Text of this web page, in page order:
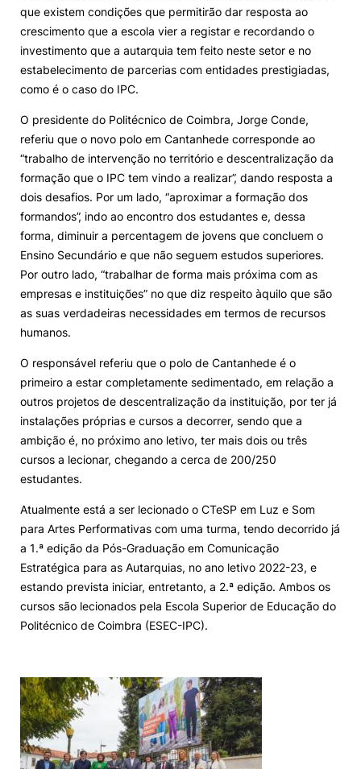
que existem condições que permitirão dar resposta ao
crescimento que a escola vier a registar e recordando o
investimento que a autarquia tem feito neste setor e no
estabelecimento de parcerias com entidades prestigiadas,
como é o caso do IPC.
O presidente do Politécnico de Coimbra, Jorge Conde,
referiu que o novo polo em Cantanhede corresponde ao
“trabalho de intervenção no território e descentralização da
formação que o IPC tem vindo a realizar”, dando resposta a
dois desafios. Por um lado, “aproximar a formação dos
formandos”, indo ao encontro dos estudantes e, dessa
forma, diminuir a percentagem de jovens que concluem o
Ensino Secundário e que não seguem estudos superiores.
Por outro lado, “trabalhar de forma mais próxima com as
empresas e instituições” no que diz respeito àquilo que são
as suas verdadeiras necessidades em termos de recursos
humanos.
O responsável referiu que o polo de Cantanhede é o
primeiro a estar completamente sedimentado, em relação a
outros projetos de descentralização da instituição, por ter já
instalações próprias e cursos a decorrer, sendo que a
ambição é, no próximo ano letivo, ter mais dois ou três
cursos a lecionar, chegando a cerca de 200/250
estudantes.
Atualmente está a ser lecionado o CTeSP em Luz e Som
para Artes Performativas com uma turma, tendo decorrido já
a 1.ª edição da Pós-Graduação em Comunicação
Estratégica para as Autarquias, no ano letivo 2022-23, e
estando prevista iniciar, entretanto, a 2.ª edição. Ambos os
cursos são lecionados pela Escola Superior de Educação do
Politécnico de Coimbra (ESEC-IPC).